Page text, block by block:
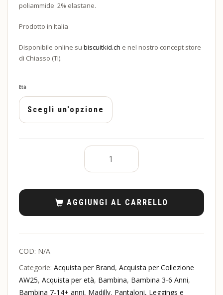
poliammide 2% elastane.
Prodotto in Italia
Disponibile online su biscuitkid.ch e nel nostro concept store
di Chiasso (TI).
Età
AGGIUNGI AL CARRELLO
COD: N/A
Categorie: Acquista per Brand, Acquista per Collezione
AW25, Acquista per età, Bambina, Bambina 3-6 Anni,
Bambina 7-14+ anni, Madilly, Pantaloni, Leggings e